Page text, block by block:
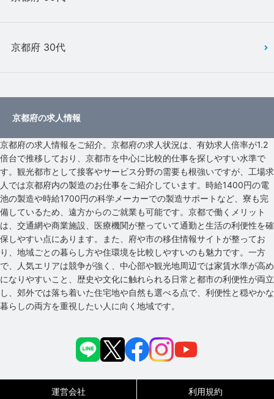
京都府 30代
京都府の求人情報
京都府の求人情報をご紹介。京都府の求人状況は、有効求人倍率が1.2
倍台で推移しており、京都市を中心に比較的仕事を探しやすい水準で
す。観光都市として接客やサービス分野の需要も根強いですが、工場求
人では京都府内の製造のお仕事をご紹介しています。時給1400円の電
池の製造や時給1700円の科学メーカーでの製造サポートなど、寮も完
備しているため、遠方からのご就業も可能です。京都で働くメリット
は、交通網や商業施設、医療機関が整っていて通勤と生活の利便性を確
保しやすい点にあります。また、府や市の移住情報サイトが整ってお
り、地域ごとの暮らし方や住環境を比較しやすいのも魅力です。一方
で、人気エリアは競争が強く、中心部や観光地周辺では家賃水準が高め
になりやすいこと、歴史や文化に触れられる日常と都市の利便性が両立
し、郊外では落ち着いた住宅地や自然も選べる点で、利便性と穏やかな
暮らしの両方を重視したい人に向く地域です。
運営会社 利用規約